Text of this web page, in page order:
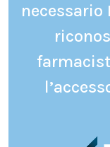
necessario